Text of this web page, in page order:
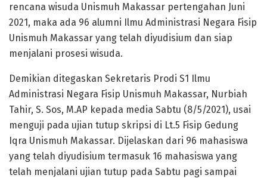
rencana wisuda Unismuh Makassar pertengahan Juni
2021, maka ada 96 alumni Ilmu Administrasi Negara Fisip
Unismuh Makassar yang telah diyudisium dan siap
menjalani prosesi wisuda.
Demikian ditegaskan Sekretaris Prodi S1 Ilmu
Administrasi Negara Fisip Unismuh Makassar, Nurbiah
Tahir, S. Sos, M.AP kepada media Sabtu (8/5/2021), usai
menguji pada ujian tutup skripsi di Lt.5 Fisip Gedung
Iqra Unismuh Makassar. Dijelaskan dari 96 mahasiswa
yang telah diyudisium termasuk 16 mahasiswa yang
telah menjalani ujian tutup pada Sabtu pagi sampai